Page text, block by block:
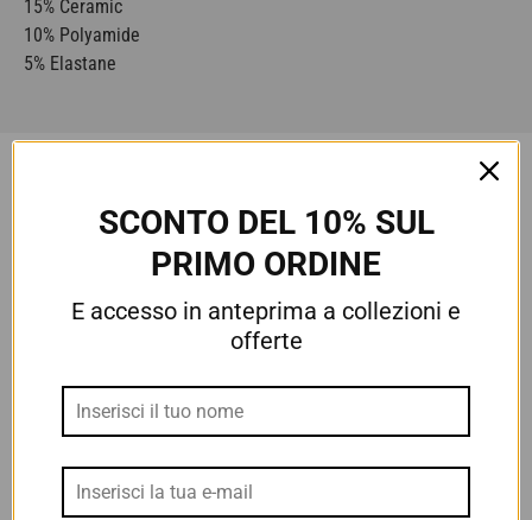
15% Ceramic
10% Polyamide
5% Elastane
Basato su 2 recensioni
1
0
Scrivi una recensione
SCONTO DEL 10% SUL
PRIMO ORDINE
E accesso in anteprima a collezioni e
offerte